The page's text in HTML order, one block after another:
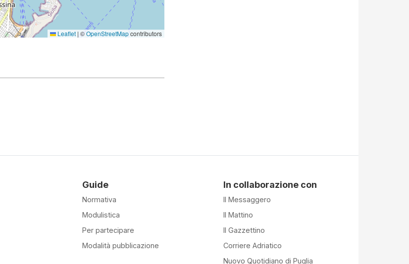
Leaflet | ©OpenStreetMapcontributors
Guide
Normativa
Modulistica
Per partecipare
Modalità pubblicazione
In collaborazione con
Il Messaggero
Il Mattino
Il Gazzettino
Corriere Adriatico
Nuovo Quotidiano di Puglia